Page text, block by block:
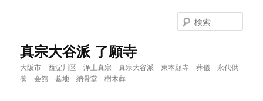
真宗大谷派 了願寺
大阪市 西淀川区 浄土真宗 真宗大谷派 東本願寺 葬儀 永代供
養 会館 墓地 納骨堂 樹木葬
索